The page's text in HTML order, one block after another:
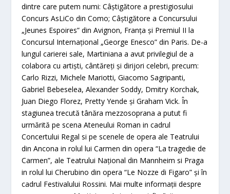
dintre care putem numi: Câștigătore a prestigiosului
Concurs AsLiCo din Como; Câștigătore a Concursului
„Jeunes Espoires” din Avignon, Franța și Premiul II la
Concursul Internațional „George Enesco” din Paris. De-a
lungul carierei sale, Martiniana a avut privilegiul de a
colabora cu artiști, cântăreți și dirijori celebri, precum:
Carlo Rizzi, Michele Mariotti, Giacomo Sagripanti,
Gabriel Bebeselea, Alexander Soddy, Dmitry Korchak,
Juan Diego Florez, Pretty Yende și Graham Vick. În
stagiunea trecută tânăra mezzosoprana a putut fi
urmărită pe scena Ateneului Roman in cadrul
Concertului Regal si pe scenele de opera ale Teatrului
din Ancona in rolul lui Carmen din opera “La tragedie de
Carmen”, ale Teatrului Național din Mannheim si Praga
in rolul lui Cherubino din opera “Le Nozze di Figaro” și în
cadrul Festivalului Rossini. Mai multe informații despre